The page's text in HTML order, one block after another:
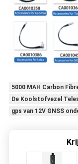
5000 MAH Carbon
De Koolstofvezel
gps van 12V GNSS